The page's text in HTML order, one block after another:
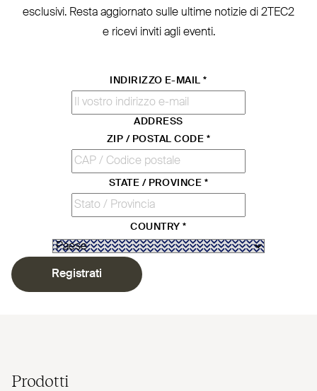
esclusivi. Resta aggiornato sulle ultime notizie di 2TEC2
e ricevi inviti agli eventi.
INDIRIZZO E-MAIL*
ADDRESS
ZIP / POSTAL CODE *
STATE / PROVINCE *
COUNTRY*
Registrati
Prodotti